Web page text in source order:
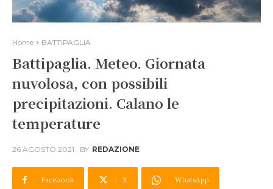
Home BATTIPAGLIA
Battipaglia. Meteo. Giornata
nuvolosa, con possibili
precipitazioni. Calano le
temperature
26 AGOSTO 2021 BY REDAZIONE
Facebook X WhatsApp